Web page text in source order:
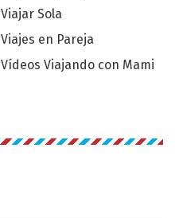
Viajar Sola
Viajes en Pareja
Vídeos Viajando con Mami